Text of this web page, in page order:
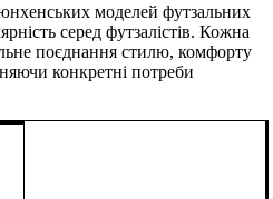
моделей футзальних
серед футзалістів. Кожна
поєднання стилю, комфорту
конкретні потреби